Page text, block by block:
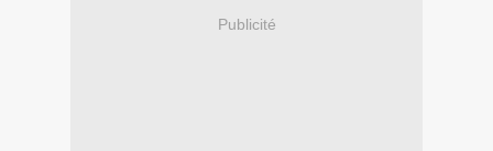
Publicité